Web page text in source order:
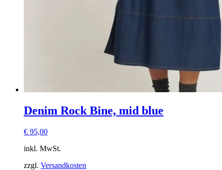
Denim Rock Bine, mid blue
€ 95,00
inkl. MwSt.
zzgl. Versandkosten